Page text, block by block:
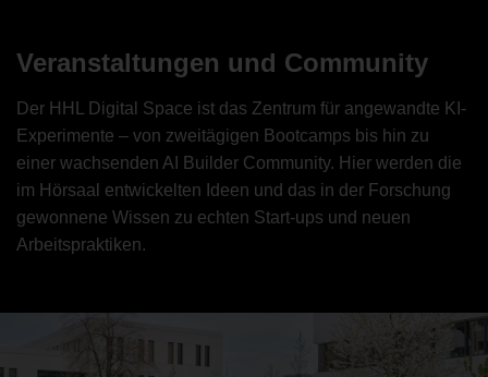
Veranstaltungen und Community
Der HHL Digital Space ist das Zentrum für angewandte KI-
Experimente – von zweitägigen Bootcamps bis hin zu
einer wachsenden AI Builder Community. Hier werden die
im Hörsaal entwickelten Ideen und das in der Forschung
gewonnene Wissen zu echten Start-ups und neuen
Arbeitspraktiken.